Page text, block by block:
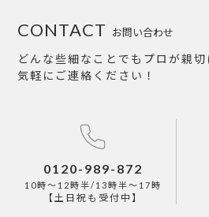
お問い合わせ
CONTACT
どんな些細なことでもプロが親
気軽にご連絡ください！
0120-989-872
10時～12時半/13時半～17時
【土日祝も受付中】